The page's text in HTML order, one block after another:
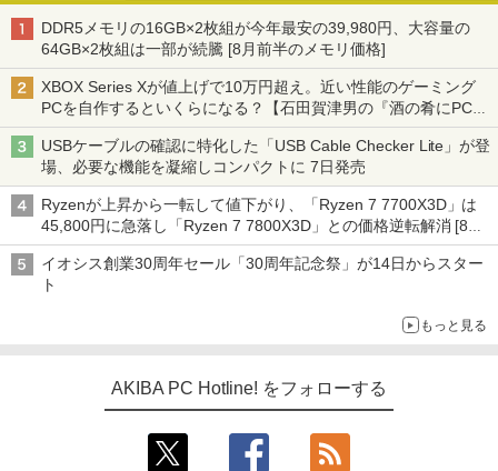
DDR5メモリの16GB×2枚組が今年最安の39,980円、大容量の
64GB×2枚組は一部が続騰 [8月前半のメモリ価格]
XBOX Series Xが値上げで10万円超え。近い性能のゲーミング
PCを自作するといくらになる？【石田賀津男の『酒の肴にPCゲ
ーム』】
USBケーブルの確認に特化した「USB Cable Checker Lite」が登
場、必要な機能を凝縮しコンパクトに 7日発売
Ryzenが上昇から一転して値下がり、「Ryzen 7 7700X3D」は
45,800円に急落し「Ryzen 7 7800X3D」との価格逆転解消 [8月
前半のCPU価格]
イオシス創業30周年セール「30周年記念祭」が14日からスター
ト
もっと見る
AKIBA PC Hotline! をフォローする